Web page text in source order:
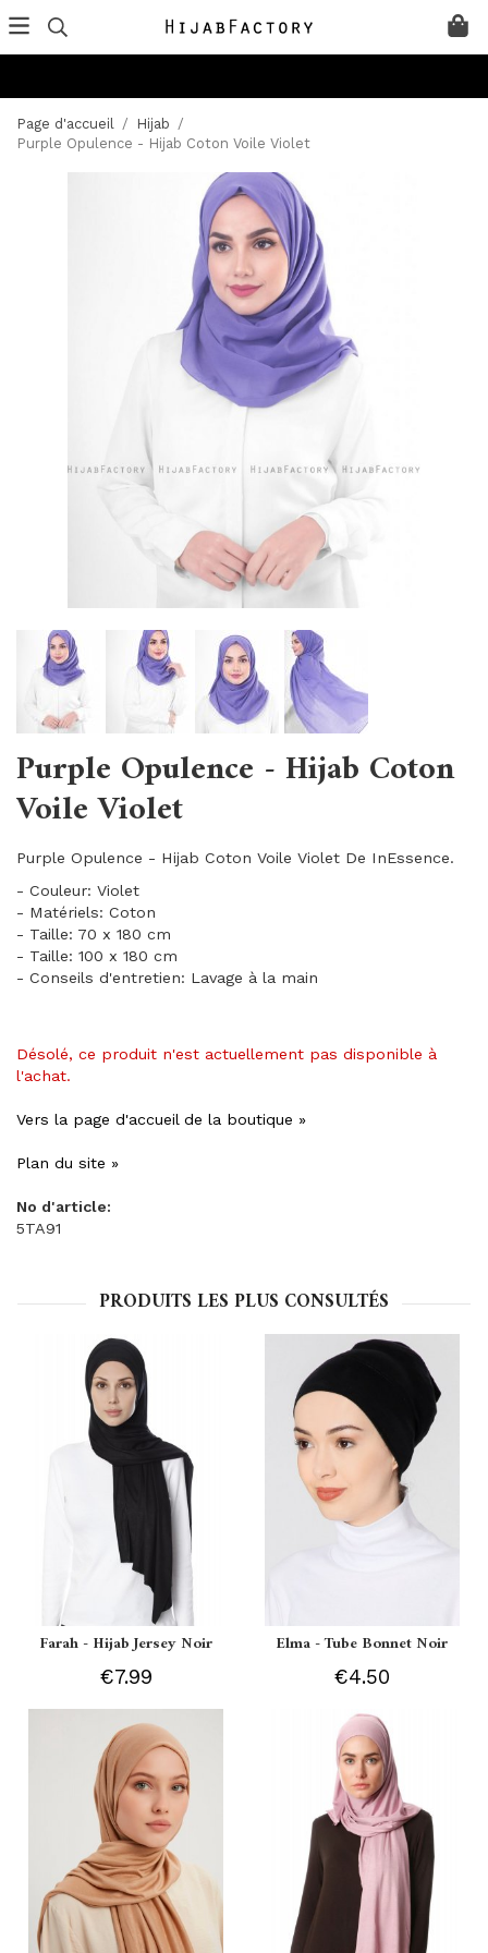
Page d'accueil / Hijab /
Purple Opulence - Hijab Coton Voile Violet
Purple Opulence - Hijab Coton
Voile Violet
Purple Opulence - Hijab Coton Voile Violet De InEssence.
- Couleur: Violet
- Matériels: Coton
- Taille: 70 x 180 cm
- Taille: 100 x 180 cm
- Conseils d'entretien: Lavage à la main
Désolé, ce produit n'est actuellement pas disponible à
l'achat.
Vers la page d'accueil de la boutique »
Plan du site »
No d'article:
5TA91
PRODUITS LES PLUS CONSULTÉS
Farah - Hijab Jersey Noir
€7.99
Elma - Tube Bonnet Noir
€4.50